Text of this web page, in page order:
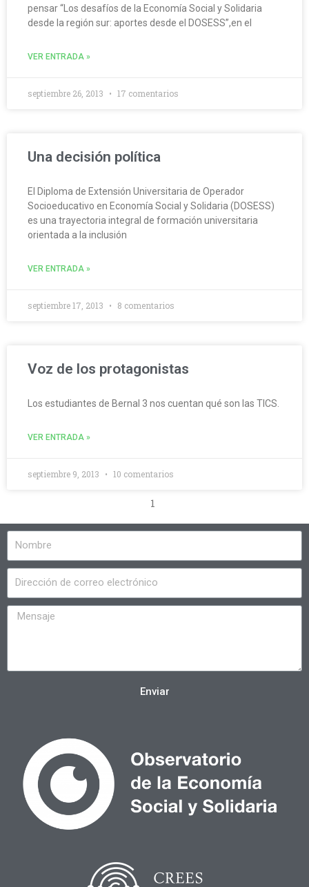
pensar “Los desafíos de la Economía Social y Solidaria
desde la región sur: aportes desde el DOSESS”,en el
VER ENTRADA »
septiembre 26, 2013 17 comentarios
Una decisión política
El Diploma de Extensión Universitaria de Operador
Socioeducativo en Economía Social y Solidaria (DOSESS)
es una trayectoria integral de formación universitaria
orientada a la inclusión
VER ENTRADA »
septiembre 17, 2013 8 comentarios
Voz de los protagonistas
Los estudiantes de Bernal 3 nos cuentan qué son las TICS.
VER ENTRADA »
septiembre 9, 2013 10 comentarios
1
Enviar